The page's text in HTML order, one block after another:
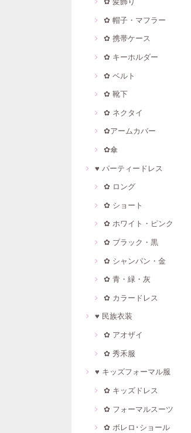
✿ 帽子・マフラー
✿ 携帯ケース
✿ キーホルダー
✿ ベルト
✿ 靴下
✿ ネクタイ
✿アームカバー
✿傘
♥ パーティードレス
✿ ロング
✿ ショート
✿ ホワイト・ピンク
✿ ブラック・黒
✿ シャンパン・金
✿ 青・緑・灰
✿ カラードレス
♥ 民族衣装
✿ アオザイ
✿ 秀禾服
♥ キッズフォーマル服
✿ キッズドレス
✿ フォーマルスーツ
✿ ボレロ･ショール